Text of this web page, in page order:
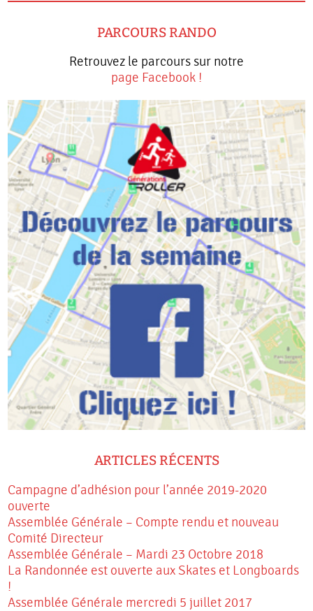
PARCOURS RANDO
Retrouvez le parcours sur notre
page Facebook !
ARTICLES RÉCENTS
Campagne d’adhésion pour l’année 2019-2020
ouverte
Assemblée Générale – Compte rendu et nouveau
Comité Directeur
Assemblée Générale – Mardi 23 Octobre 2018
La Randonnée est ouverte aux Skates et Longboards
!
Assemblée Générale mercredi 5 juillet 2017